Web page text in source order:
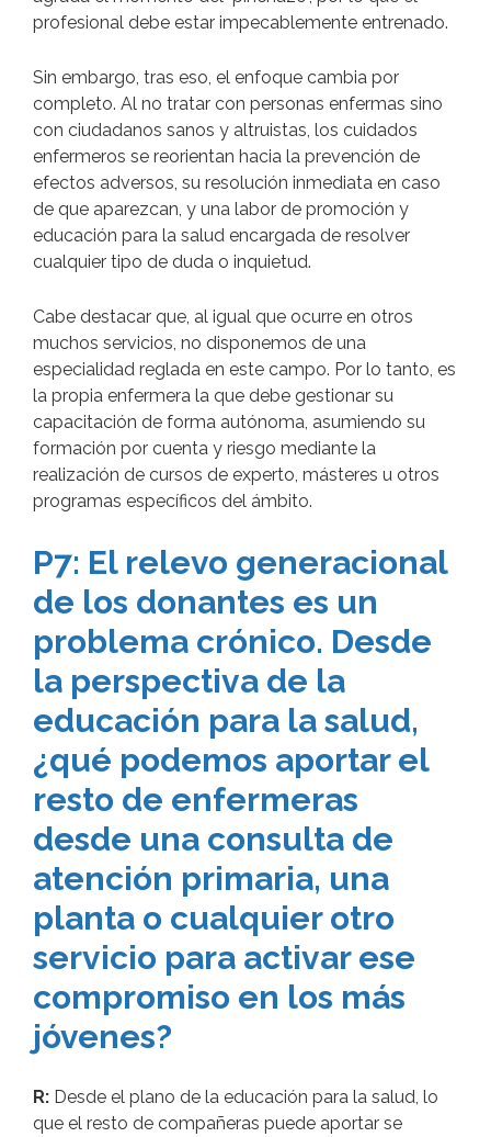
profesional debe estar impecablemente entrenado.
Sin embargo, tras eso, el enfoque cambia por
completo. Al no tratar con personas enfermas sino
con ciudadanos sanos y altruistas, los cuidados
enfermeros se reorientan hacia la prevención de
efectos adversos, su resolución inmediata en caso
de que aparezcan, y una labor de promoción y
educación para la salud encargada de resolver
cualquier tipo de duda o inquietud.
Cabe destacar que, al igual que ocurre en otros
muchos servicios, no disponemos de una
especialidad reglada en este campo. Por lo tanto, es
la propia enfermera la que debe gestionar su
capacitación de forma autónoma, asumiendo su
formación por cuenta y riesgo mediante la
realización de cursos de experto, másteres u otros
programas específicos del ámbito.
P7: El relevo generacional
de los donantes es un
problema crónico. Desde
la perspectiva de la
educación para la salud,
¿qué podemos aportar el
resto de enfermeras
desde una consulta de
atención primaria, una
planta o cualquier otro
servicio para activar ese
compromiso en los más
jóvenes?
R: Desde el plano de la educación para la salud, lo
que el resto de compañeras puede aportar se